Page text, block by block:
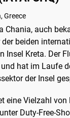
Greece
Chania, auch
der beiden
Insel Kreta. Der
hat im Laufe
der Insel
eine Vielzahl
Duty-Free-